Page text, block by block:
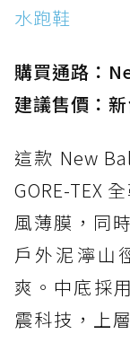
防水鞋推
水跑鞋
購買通路：
建議售價：
這款 New
GORE-TEX
風薄膜，同
戶外泥濘山
爽。中底採
震科技，上